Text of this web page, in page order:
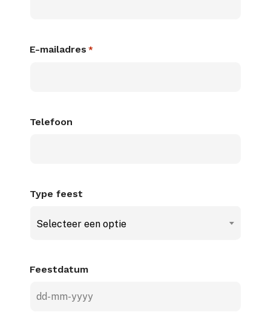
E-mailadres *
Telefoon
Type feest
Selecteer een optie
Feestdatum